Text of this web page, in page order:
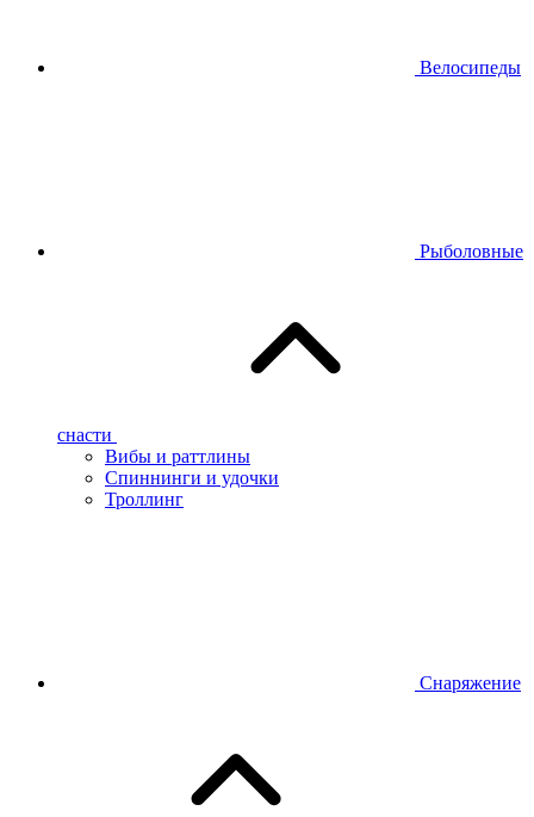
Велосипеды
Рыболовные
снасти
Вибы и раттлины
Спиннинги и удочки
Троллинг
Снаряжение